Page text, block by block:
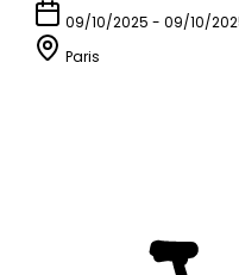
09/10/2025 - 09/10/
Paris